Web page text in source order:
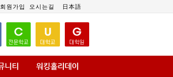
회원가입 오시는길 日本語